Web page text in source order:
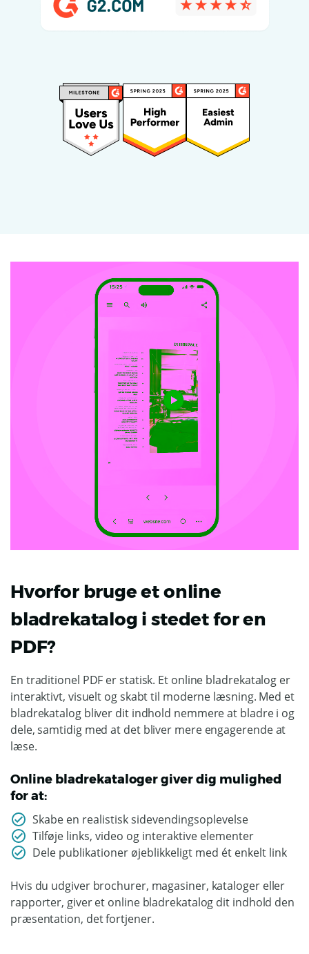
Hvorfor bruge et online
bladrekatalog i stedet for en
PDF?
En traditionel PDF er statisk. Et online bladrekatalog er
interaktivt, visuelt og skabt til moderne læsning. Med et
bladrekatalog bliver dit indhold nemmere at bladre i og
dele, samtidig med at det bliver mere engagerende at
læse.
Online bladrekataloger giver dig mulighed
for at:
Skabe en realistisk sidevendingsoplevelse
Tilføje links, video og interaktive elementer
Dele publikationer øjeblikkeligt med ét enkelt link
Hvis du udgiver brochurer, magasiner, kataloger eller
rapporter, giver et online bladrekatalog dit indhold den
præsentation, det fortjener.